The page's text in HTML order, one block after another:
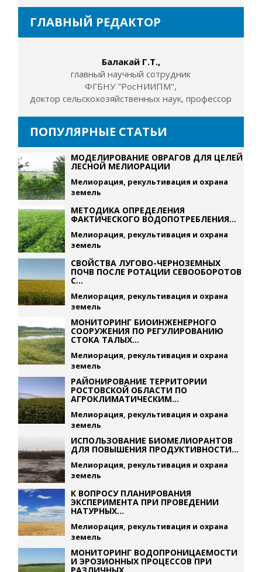
ГЛАВНЫЙ РЕДАКТОР
Балакай Г.Т.,
главный научный сотрудник
ФГБНУ "РосНИИПМ",
доктор сельскохозяйственных наук, профессор
ПОПУЛЯРНЫЕ СТАТЬИ
МОДЕЛИРОВАНИЕ ОВРАГОВ ДЛЯ ЦЕЛЕЙ
ЛЕСНОЙ МЕЛИОРАЦИИ
Мелиорация, рекультивация и охрана
земель
МЕТОДИКА ОПРЕДЕЛЕНИЯ
ФАКТИЧЕСКОГО ВОДОПОТРЕБЛЕНИЯ...
Мелиорация, рекультивация и охрана
земель
СВОЙСТВА ЛУГОВО-ЧЕРНОЗЕМНЫХ
ПОЧВ ПОСЛЕ РОТАЦИИ СЕВООБОРОТОВ
С...
Мелиорация, рекультивация и охрана
земель
МОНИТОРИНГ БИОИНЖЕНЕРНОГО
СООРУЖЕНИЯ ПО РЕГУЛИРОВАНИЮ
СТОКА ТАЛЫХ...
Мелиорация, рекультивация и охрана
земель
РАЙОНИРОВАНИЕ ТЕРРИТОРИИ
РОСТОВСКОЙ ОБЛАСТИ ПО
АГРОКЛИМАТИЧЕСКИМ...
Мелиорация, рекультивация и охрана
земель
ИСПОЛЬЗОВАНИЕ БИОМЕЛИОРАНТОВ
ДЛЯ ПОВЫШЕНИЯ ПРОДУКТИВНОСТИ...
Мелиорация, рекультивация и охрана
земель
К ВОПРОСУ ПЛАНИРОВАНИЯ
ЭКСПЕРИМЕНТА ПРИ ПРОВЕДЕНИИ
НАТУРНЫХ...
Мелиорация, рекультивация и охрана
земель
МОНИТОРИНГ ВОДОПРОНИЦАЕМОСТИ
И ЭРОЗИОННЫХ ПРОЦЕССОВ ПРИ